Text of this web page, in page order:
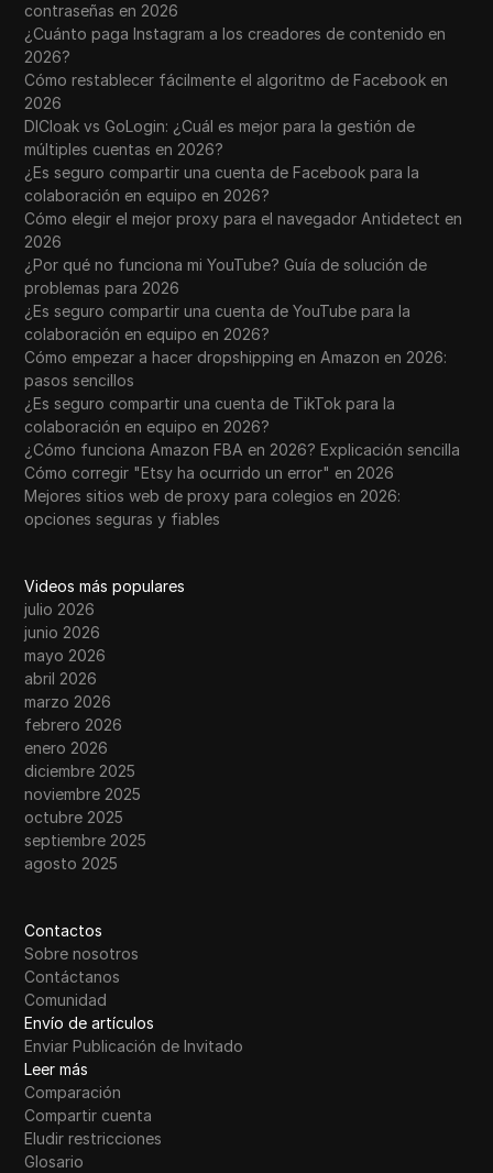
contraseñas en 2026
¿Cuánto paga Instagram a los creadores de contenido en
2026?
Cómo restablecer fácilmente el algoritmo de Facebook en
2026
DICloak vs GoLogin: ¿Cuál es mejor para la gestión de
múltiples cuentas en 2026?
¿Es seguro compartir una cuenta de Facebook para la
colaboración en equipo en 2026?
Cómo elegir el mejor proxy para el navegador Antidetect en
2026
¿Por qué no funciona mi YouTube? Guía de solución de
problemas para 2026
¿Es seguro compartir una cuenta de YouTube para la
colaboración en equipo en 2026?
Cómo empezar a hacer dropshipping en Amazon en 2026:
pasos sencillos
¿Es seguro compartir una cuenta de TikTok para la
colaboración en equipo en 2026?
¿Cómo funciona Amazon FBA en 2026? Explicación sencilla
Cómo corregir "Etsy ha ocurrido un error" en 2026
Mejores sitios web de proxy para colegios en 2026:
opciones seguras y fiables
Videos más populares
julio 2026
junio 2026
mayo 2026
abril 2026
marzo 2026
febrero 2026
enero 2026
diciembre 2025
noviembre 2025
octubre 2025
septiembre 2025
agosto 2025
Contactos
Sobre nosotros
Contáctanos
Comunidad
Envío de artículos
Enviar Publicación de Invitado
Leer más
Comparación
Compartir cuenta
Eludir restricciones
Glosario